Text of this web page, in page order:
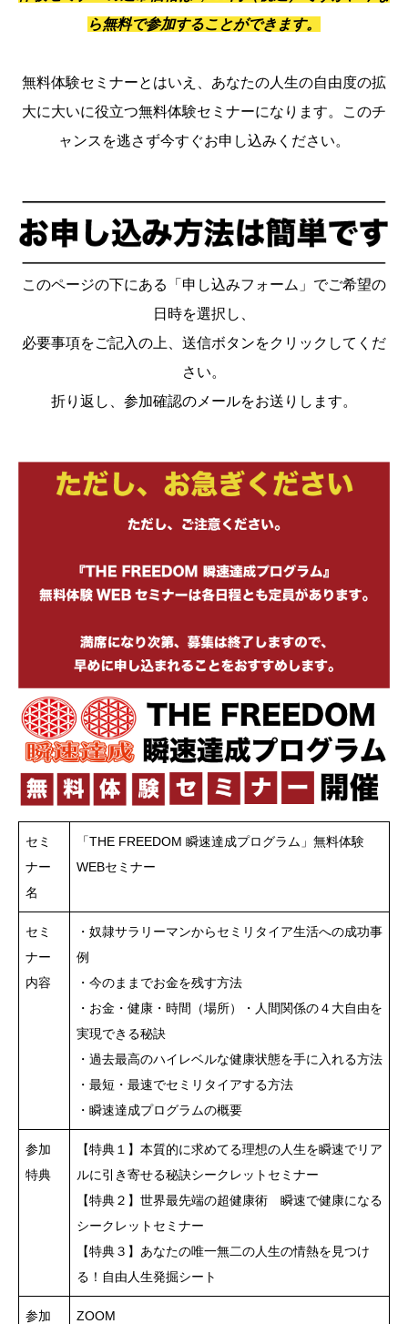
ら無料で参加することができます。
無料体験セミナーとはいえ、あなたの人生の自由度の拡
大に大いに役立つ無料体験セミナーになります。このチ
ャンスを逃さず今すぐお申し込みください。
このページの下にある「申し込みフォーム」でご希望の
日時を選択し、
必要事項をご記入の上、送信ボタンをクリックしてくだ
さい。
折り返し、参加確認のメールをお送りします。
セミ
ナー
名
「THE FREEDOM 瞬速達成プログラム」無料体験
WEBセミナー
セミ
ナー
内容
・奴隷サラリーマンからセミリタイア生活への成功事
例
・今のままでお金を残す方法
・お金・健康・時間（場所）・人間関係の４大自由を
実現できる秘訣
・過去最高のハイレベルな健康状態を手に入れる方法
・最短・最速でセミリタイアする方法
・瞬速達成プログラムの概要
参加
特典
【特典１】本質的に求めてる理想の人生を瞬速でリア
ルに引き寄せる秘訣シークレットセミナー
【特典２】世界最先端の超健康術 瞬速で健康になる
シークレットセミナー
【特典３】あなたの唯一無二の人生の情熱を見つけ
る！自由人生発掘シート
参加
ZOOM